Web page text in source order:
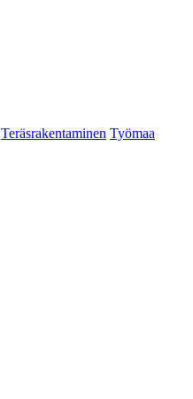
Teräsrakentaminen Työmaa